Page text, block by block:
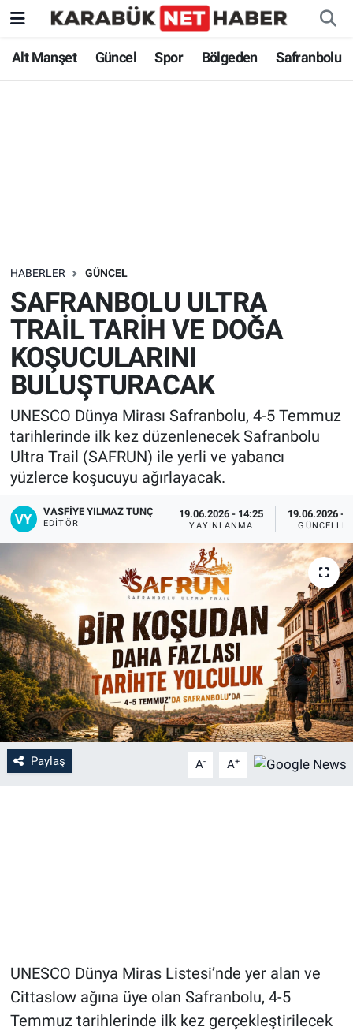
Alt Manşet Güncel Spor Bölgeden Safranbolu
HABERLER GÜNCEL
SAFRANBOLU ULTRA
TRAİL TARİH VE DOĞA
KOŞUCULARINI
BULUŞTURACAK
UNESCO Dünya Mirası Safranbolu, 4-5 Temmuz
tarihlerinde ilk kez düzenlenecek Safranbolu
Ultra Trail (SAFRUN) ile yerli ve yabancı
yüzlerce koşucuyu ağırlayacak.
VASFIYE YILMAZ TUNÇ
EDITÖR
19.06.2026 - 14:25
YAYINLANMA
19.06.2026 -
Paylaş A- A+
UNESCO Dünya Miras Listesi’nde yer alan ve
Cittaslow ağına üye olan Safranbolu, 4-5
Temmuz tarihlerinde ilk kez gerçekleştirilecek